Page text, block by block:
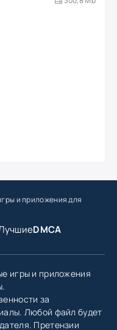
и приложения для
DMCA
игры и приложения
за
Любой файл будет
Претензии